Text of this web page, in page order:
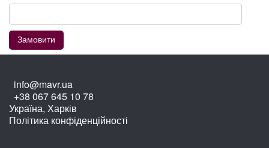
info@mavr.ua
+38 067 645 10 78
Україна, Харків
Політика конфіденційності